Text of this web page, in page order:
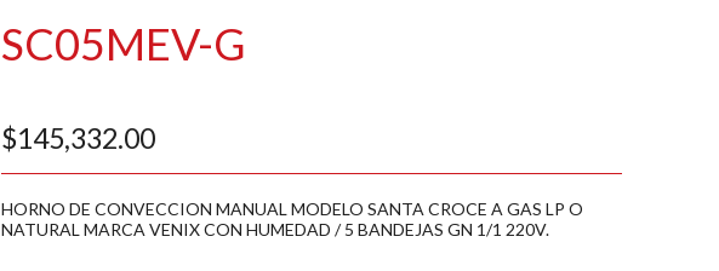
SC05MEV-G
$145,332.00
HORNO DE CONVECCION MANUAL MODELO SANTA CROCE A GAS LP O
NATURAL MARCA VENIX CON HUMEDAD / 5 BANDEJAS GN 1/1 220V.